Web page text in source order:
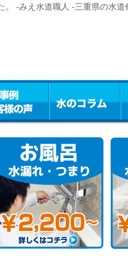
-みえ水道職人 -三重県の水